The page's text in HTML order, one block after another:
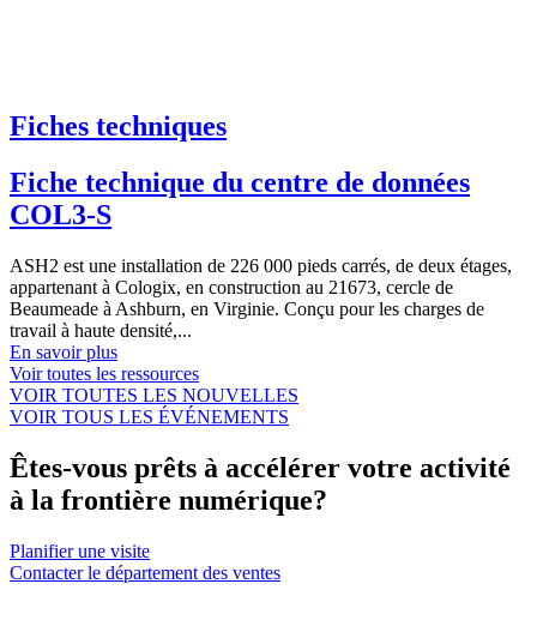
Fiches techniques
Fiche technique du centre de données
COL3-S
ASH2 est une installation de 226 000 pieds carrés, de deux étages,
appartenant à Cologix, en construction au 21673, cercle de
Beaumeade à Ashburn, en Virginie. Conçu pour les charges de
travail à haute densité,...
En savoir plus
Voir toutes les ressources
VOIR TOUTES LES NOUVELLES
VOIR TOUS LES ÉVÉNEMENTS
Êtes-vous prêts à accélérer votre activité
à la frontière numérique?
Planifier une visite
Contacter le département des ventes